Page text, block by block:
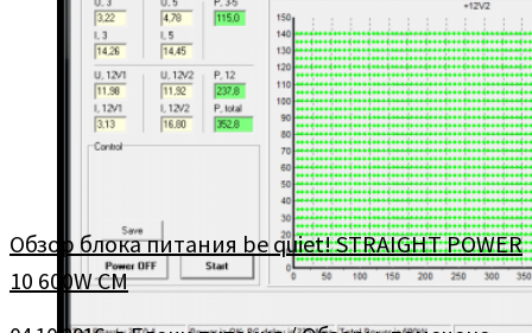
Обзор блока питания be quiet! STRAIGHT POWER
10 600W CM